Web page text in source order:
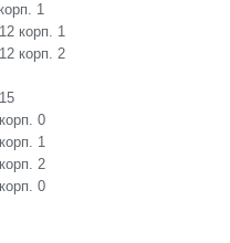
1
корп. 1
корп. 2
0
1
2
0